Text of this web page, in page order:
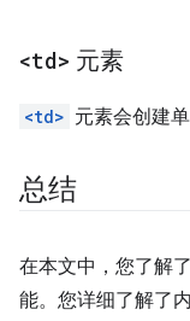
<td> 元素
<td> 元素会创建
总结
在本文中，您了解
能。您详细了解了